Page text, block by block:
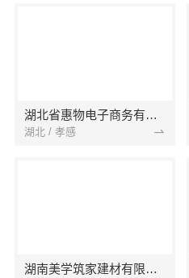
湖北省惠物电子商务有限公司
湖北 / 孝感
湖南美学筑家建材有限公司